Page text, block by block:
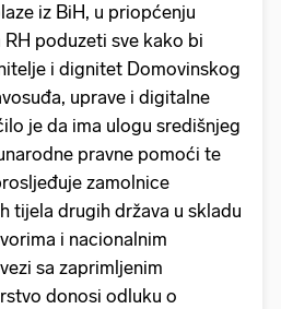
iz BiH, u priopćenju
poduzeti sve kako bi
i dignitet Domovinskog
uprave i digitalne
je da ima ulogu središnjeg
pravne pomoći te
zamolnice
tijela drugih država u skladu
i nacionalnim
sa zaprimljenim
donosi odluku o